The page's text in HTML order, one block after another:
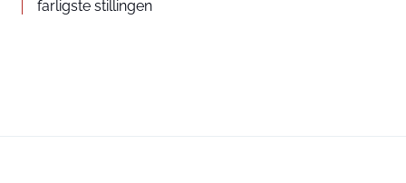
farligste stillingen